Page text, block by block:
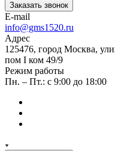
Заказать звонок
E-mail
info@gms1520.ru
Адрес
125476, город Москва,
пом I ком 49/9
Режим работы
Пн. – Пт.: с 9:00 до 18:00